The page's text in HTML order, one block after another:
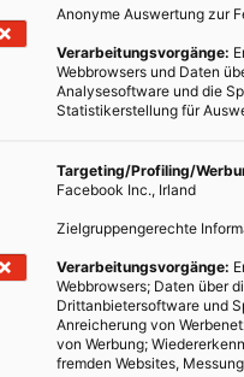
Schritte, die IKEA
aus der
rund um den
zur Förderung der
mehr Artikel in diesem
Stil mit Second Hand
Anonyme Auswertung zur
Verarbeitungsvorgänge:
Webbrowsers und Daten
Analysesoftware und die
Statistikerstellung für
Targeting/Profiling/
Facebook Inc., Irland
Zielgruppengerechte
Verarbeitungsvorgänge:
Webbrowsers; Daten über
Drittanbietersoftware und
Anreicherung von
von Werbung;
fremden Websites,